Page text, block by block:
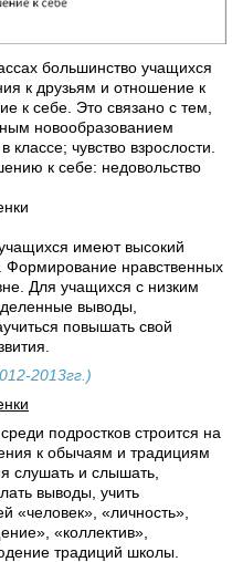
большинство учащихся
к друзьям и отношение к
к себе. Это связано с тем,
новообразованием
чувство взрослости.
к себе: недовольство
имеют высокий
Формирование нравственных
Для учащихся с низким
выводы,
повышать свой
2013гг.)
подростков строится на
к обычаям и традициям
слушать и слышать,
выводы, учить
«человек», «личность»,
«коллектив»,
традиций школы.